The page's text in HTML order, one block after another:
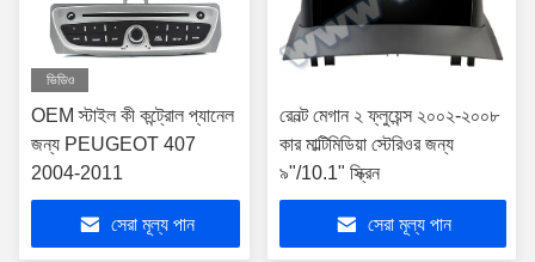
ভিডিও
OEM স্টাইল কী কন্ট্রোল প্যানেল
জন্য PEUGEOT 407
2004-2011
সেরা মূল্য পান
রেনল্ট মেগান ২ ফ্লুয়েন্স ২০০২-২০০৮
কার মাল্টিমিডিয়া স্টেরিওর জন্য
৯"/10.1" স্ক্রিন
সেরা মূল্য পান